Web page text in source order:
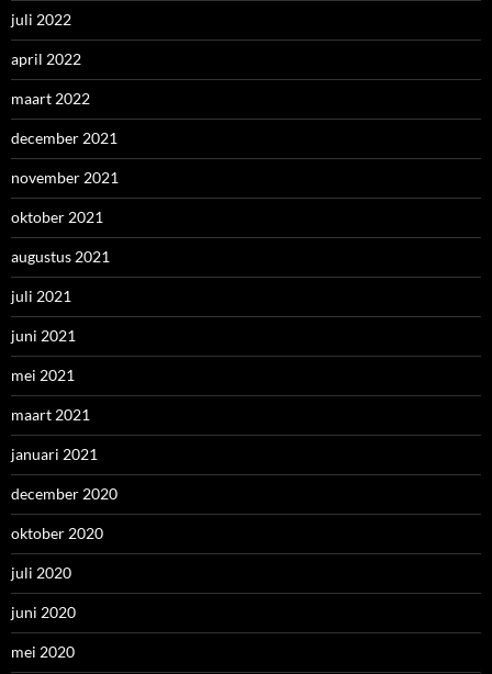
juli 2022
april 2022
maart 2022
december 2021
november 2021
oktober 2021
augustus 2021
juli 2021
juni 2021
mei 2021
maart 2021
januari 2021
december 2020
oktober 2020
juli 2020
juni 2020
mei 2020